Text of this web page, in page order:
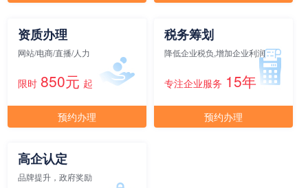
15000元/月/间
面积
20人间 20000元/月/间
资质办理
网站/电商/直播/人力
限时 850元 起
预约办理
税务筹划
降低企业税负,增加企业利润
专注企业服务 15年
预约办理
高企认定
品牌提升，政府奖励